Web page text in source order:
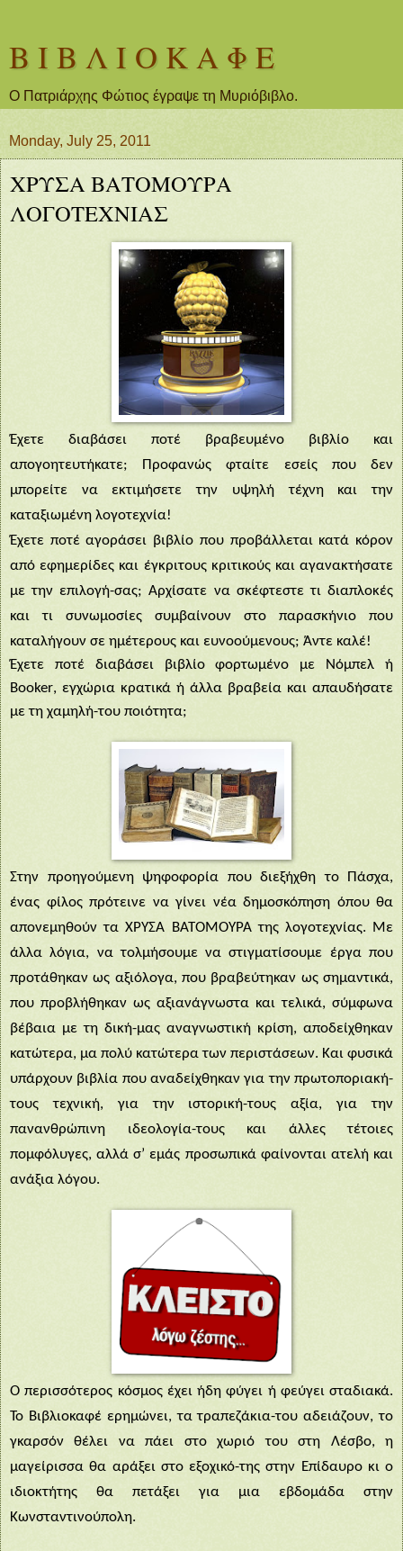
Β Ι Β Λ Ι Ο Κ Α Φ Ε
Ο Πατριάρχης Φώτιος έγραψε τη Μυριόβιβλο.
Monday, July 25, 2011
ΧΡΥΣΑ ΒΑΤΟΜΟΥΡΑ
ΛΟΓΟΤΕΧΝΙΑΣ
Έχετε διαβάσει ποτέ βραβευμένο βιβλίο και
απογοητευτήκατε; Προφανώς φταίτε εσείς που δεν
μπορείτε να εκτιμήσετε την υψηλή τέχνη και την
καταξιωμένη λογοτεχνία!
Έχετε ποτέ αγοράσει βιβλίο που προβάλλεται κατά κόρον
από εφημερίδες και έγκριτους κριτικούς και αγανακτήσατε
με την επιλογή-σας; Αρχίσατε να σκέφτεστε τι διαπλοκές
και τι συνωμοσίες συμβαίνουν στο παρασκήνιο που
καταλήγουν σε ημέτερους και ευνοούμενους; Άντε καλέ!
Έχετε ποτέ διαβάσει βιβλίο φορτωμένο με Νόμπελ ή
Booker, εγχώρια κρατικά ή άλλα βραβεία και απαυδήσατε
με τη χαμηλή-του ποιότητα;
Στην προηγούμενη ψηφοφορία που διεξήχθη το Πάσχα,
ένας φίλος πρότεινε να γίνει νέα δημοσκόπηση όπου θα
απονεμηθούν τα ΧΡΥΣΑ ΒΑΤΟΜΟΥΡΑ της λογοτεχνίας. Με
άλλα λόγια, να τολμήσουμε να στιγματίσουμε έργα που
προτάθηκαν ως αξιόλογα, που βραβεύτηκαν ως σημαντικά,
που προβλήθηκαν ως αξιανάγνωστα και τελικά, σύμφωνα
βέβαια με τη δική-μας αναγνωστική κρίση, αποδείχθηκαν
κατώτερα, μα πολύ κατώτερα των περιστάσεων. Και φυσικά
υπάρχουν βιβλία που αναδείχθηκαν για την πρωτοποριακή-
τους τεχνική, για την ιστορική-τους αξία, για την
πανανθρώπινη ιδεολογία-τους και άλλες τέτοιες
πομφόλυγες, αλλά σ’ εμάς προσωπικά φαίνονται ατελή και
ανάξια λόγου.
Ο περισσότερος κόσμος έχει ήδη φύγει ή φεύγει σταδιακά.
Το Βιβλιοκαφέ ερημώνει, τα τραπεζάκια-του αδειάζουν, το
γκαρσόν θέλει να πάει στο χωριό του στη Λέσβο, η
μαγείρισσα θα αράξει στο εξοχικό-της στην Επίδαυρο κι ο
ιδιοκτήτης θα πετάξει για μια εβδομάδα στην
Κωνσταντινούπολη.